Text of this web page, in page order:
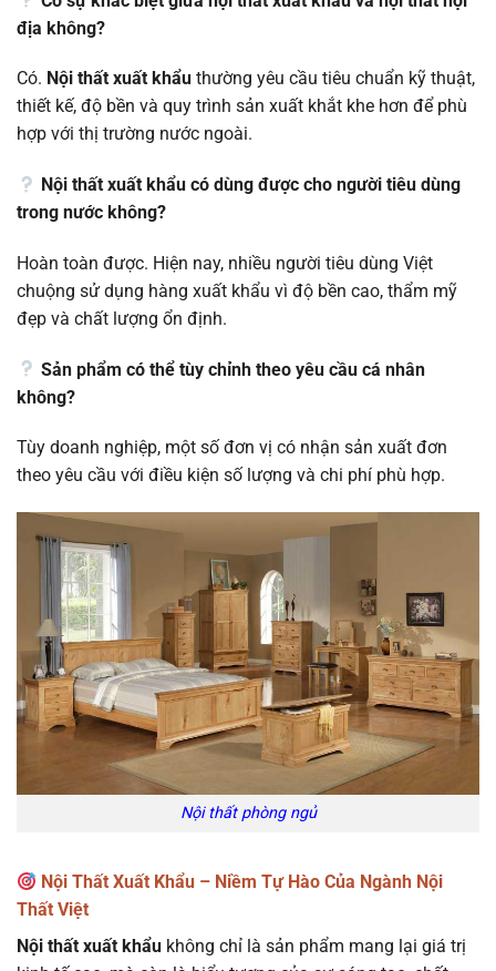
địa không?
Có. Nội thất xuất khẩu thường yêu cầu tiêu chuẩn kỹ thuật,
thiết kế, độ bền và quy trình sản xuất khắt khe hơn để phù
hợp với thị trường nước ngoài.
Nội thất xuất khẩu có dùng được cho người tiêu dùng
trong nước không?
Hoàn toàn được. Hiện nay, nhiều người tiêu dùng Việt
chuộng sử dụng hàng xuất khẩu vì độ bền cao, thẩm mỹ
đẹp và chất lượng ổn định.
Sản phẩm có thể tùy chỉnh theo yêu cầu cá nhân
không?
Tùy doanh nghiệp, một số đơn vị có nhận sản xuất đơn
theo yêu cầu với điều kiện số lượng và chi phí phù hợp.
Nội thất phòng ngủ
Nội Thất Xuất Khẩu – Niềm Tự Hào Của Ngành Nội
Thất Việt
Nội thất xuất khẩu không chỉ là sản phẩm mang lại giá trị